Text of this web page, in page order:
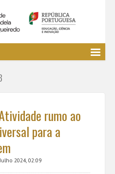
rumo ao
para a
2024, 02:09